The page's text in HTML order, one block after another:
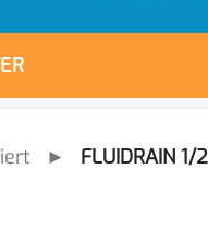
► FLUIDRAIN 1/